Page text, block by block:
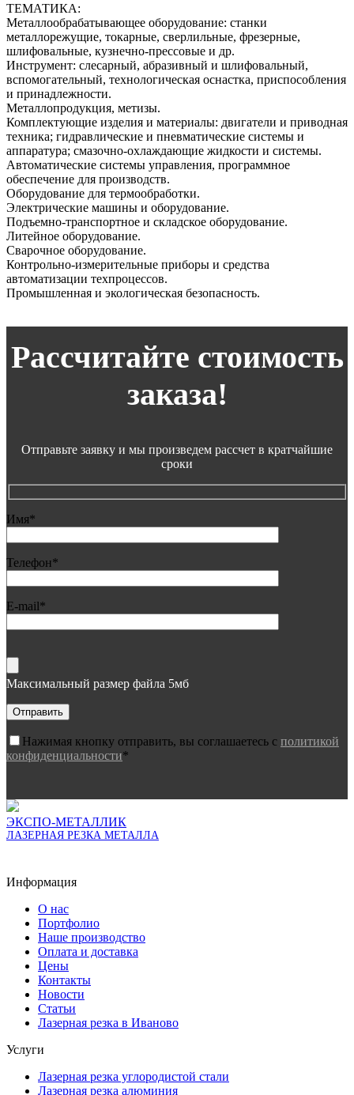
ТЕМАТИКА:
Металлообрабатывающее оборудование: станки
металлорежущие, токарные, сверлильные, фрезерные,
шлифовальные, кузнечно-прессовые и др.
Инструмент: слесарный, абразивный и шлифовальный,
вспомогательный, технологическая оснастка, приспособления
и принадлежности.
Металлопродукция, метизы.
Комплектующие изделия и материалы: двигатели и приводная
техника; гидравлические и пневматические системы и
аппаратура; смазочно-охлаждающие жидкости и системы.
Автоматические системы управления, программное
обеспечение для производств.
Оборудование для термообработки.
Электрические машины и оборудование.
Подъемно-транспортное и складское оборудование.
Литейное оборудование.
Сварочное оборудование.
Контрольно-измерительные приборы и средства
автоматизации техпроцессов.
Промышленная и экологическая безопасность.
Рассчитайте стоимость
заказа!
Отправьте заявку и мы произведем рассчет в кратчайшие
сроки
Имя*
Телефон*
E-mail*
Максимальный размер файла 5мб
Нажимая кнопку отправить, вы соглашаетесь с политикой
конфиденциальности*
ЭКСПО-МЕТАЛЛИК
ЛАЗЕРНАЯ РЕЗКА МЕТАЛЛА
Информация
О нас
Портфолио
Наше производство
Оплата и доставка
Цены
Контакты
Новости
Статьи
Лазерная резка в Иваново
Услуги
Лазерная резка углородистой стали
Лазерная резка алюминия